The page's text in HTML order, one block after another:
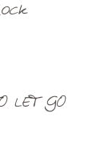
LET GO